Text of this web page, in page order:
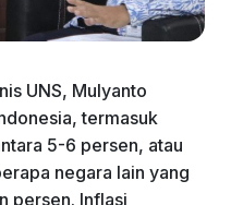
UNS, Mulyanto
termasuk
5-6 persen, atau
negara lain yang
persen. Inflasi